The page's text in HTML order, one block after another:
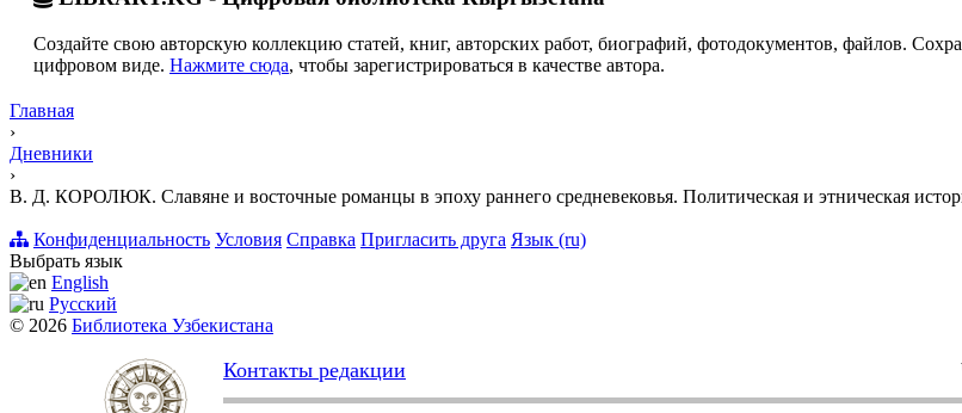
Создайте свою авторскую коллекцию статей, книг, авторских работ, биографий, фотодокументов, файлов.
цифровом виде. Нажмите сюда, чтобы зарегистрироваться в качестве автора.
Главная
›
Дневники
›
В. Д. КОРОЛЮК. Славяне и восточные романцы в эпоху раннего средневековья. Политическая и этническая
Конфиденциальность Условия Справка Пригласить друга Язык (ru)
Выбрать язык
English
Русский
© 2026 Библиотека Узбекистана
Контакты редакции